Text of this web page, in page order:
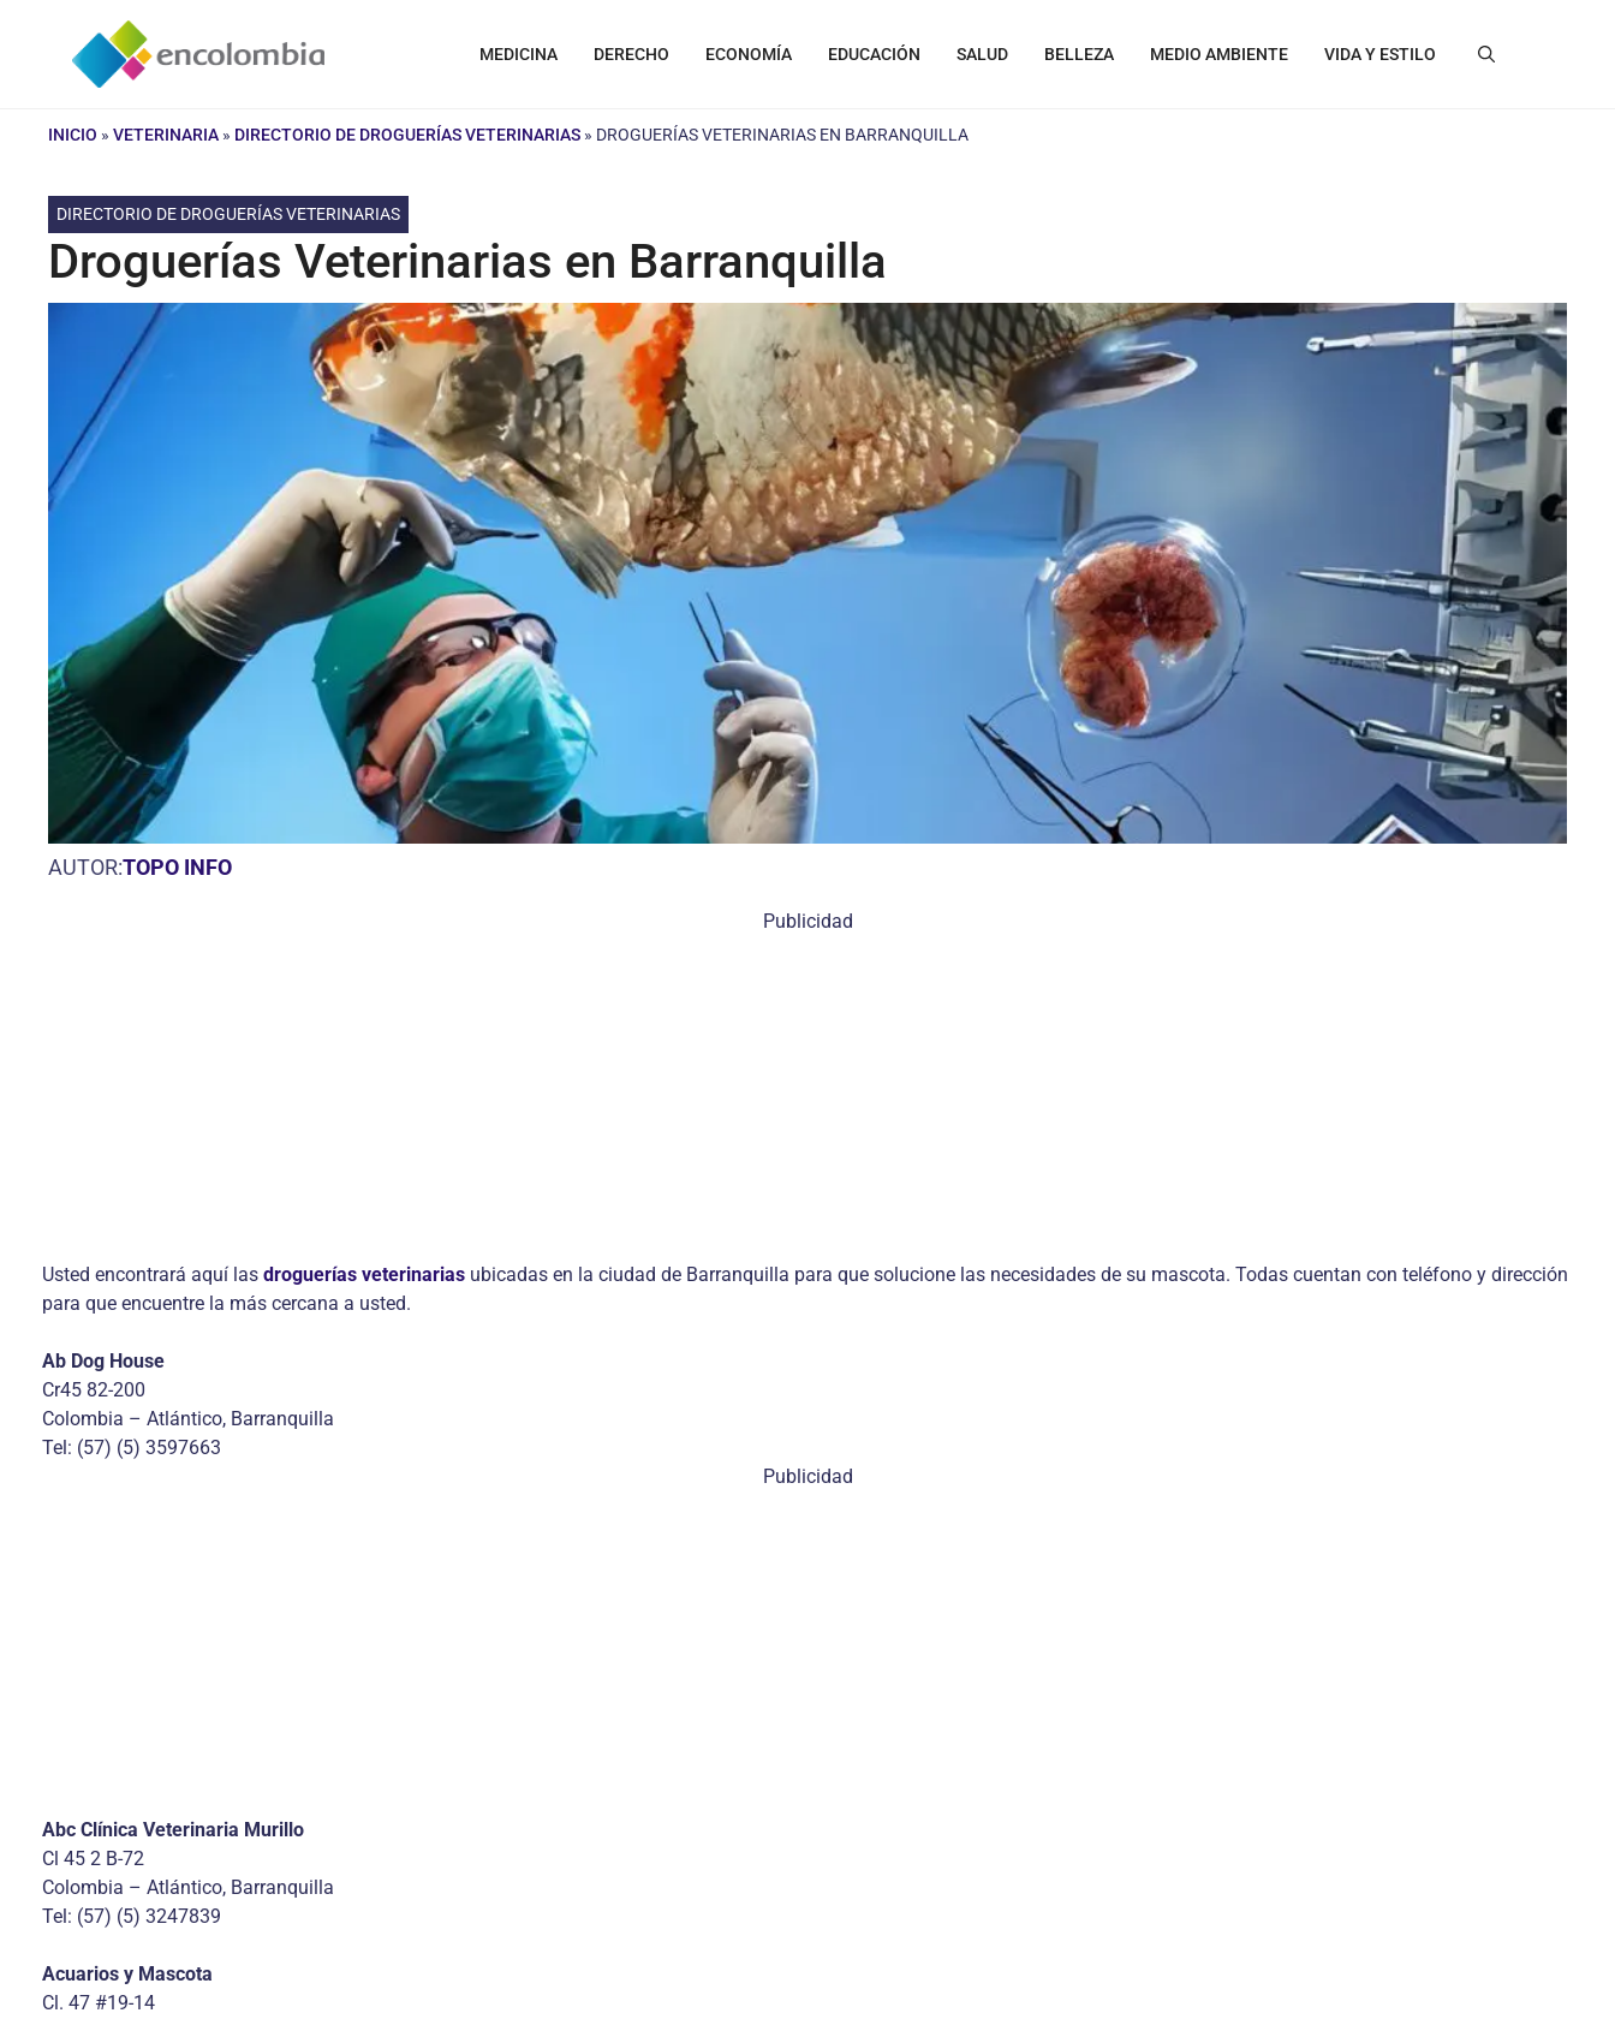
contenido
MEDICINA DERECHO ECONOMÍA EDUCACIÓN SALUD BELLEZA MEDIO AMBIENTE VIDA Y ESTILO
INICIO » VETERINARIA » DIRECTORIO DE DROGUERÍAS VETERINARIAS » DROGUERÍAS VETERINARIAS EN BARRANQUILLA
DIRECTORIO DE DROGUERÍAS VETERINARIAS
Droguerías Veterinarias en Barranquilla
AUTOR:TOPO INFO
Publicidad
Usted encontrará aquí las droguerías veterinarias ubicadas en la ciudad de Barranquilla para que solucione las necesidades de su mascota. Todas cuentan con teléfono y dirección
para que encuentre la más cercana a usted.
Ab Dog House
Cr45 82-200
Colombia – Atlántico, Barranquilla
Tel: (57) (5) 3597663
Publicidad
Abc Clínica Veterinaria Murillo
Cl 45 2 B-72
Colombia – Atlántico, Barranquilla
Tel: (57) (5) 3247839
Acuarios y Mascota
Cl. 47 #19-14